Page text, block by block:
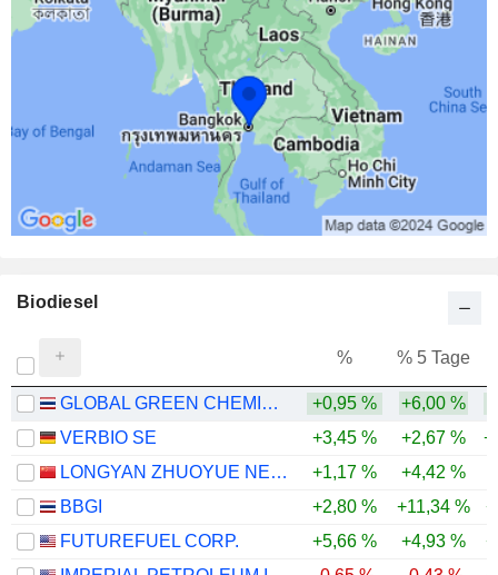
Biodiesel
% % 5 Tage
GLOBAL GREEN CHEMICALS +0,95 % +6,00 %
VERBIO SE
+3,45 % +2,67 %
LONGYAN ZHUOYUE NEW ENERGY CO., LTD.
+1,17 % +4,42 %
BBGI
+2,80 % +11,34 %
FUTUREFUEL CORP.
+5,66 % +4,93 %